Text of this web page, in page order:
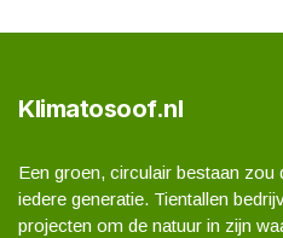
Klimatosoof.nl
Een groen, circulair bestaan
iedere generatie. Tientallen
projecten om de natuur in zijn